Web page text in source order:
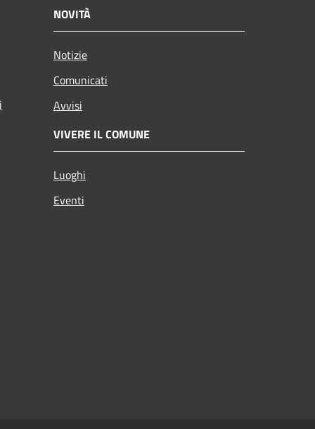
NOVITÀ
Notizie
Comunicati
Avvisi
VIVERE IL COMUNE
Luoghi
Eventi